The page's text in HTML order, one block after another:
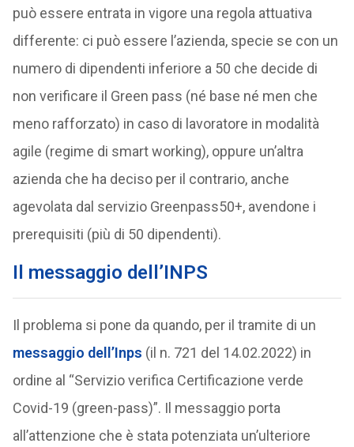
può essere entrata in vigore una regola attuativa
differente: ci può essere l’azienda, specie se con un
numero di dipendenti inferiore a 50 che decide di
non verificare il Green pass (né base né men che
meno rafforzato) in caso di lavoratore in modalità
agile (regime di smart working), oppure un’altra
azienda che ha deciso per il contrario, anche
agevolata dal servizio Greenpass50+, avendone i
prerequisiti (più di 50 dipendenti).
Il messaggio dell’INPS
Il problema si pone da quando, per il tramite di un
messaggio dell’Inps (il n. 721 del 14.02.2022) in
ordine al “Servizio verifica Certificazione verde
Covid-19 (green-pass)”. Il messaggio porta
all’attenzione che è stata potenziata un’ulteriore